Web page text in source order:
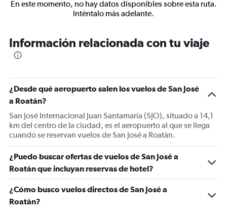
En este momento, no hay datos disponibles sobre esta ruta.
Inténtalo más adelante.
Información relacionada con tu viaje
¿Desde qué aeropuerto salen los vuelos de San José
a Roatán?
San José Internacional Juan Santamaría (SJO), situado a 14,1
km del centro de la ciudad, es el aeropuerto al que se llega
cuando se reservan vuelos de San José a Roatán.
¿Puedo buscar ofertas de vuelos de San José a
Roatán que incluyan reservas de hotel?
¿Cómo busco vuelos directos de San José a
Roatán?